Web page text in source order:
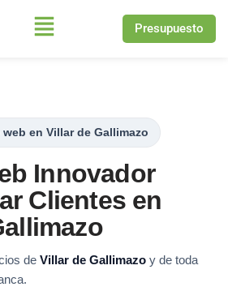
Presupuesto
en Villar de Gallimazo
Innovador
Clientes en
de Villar de Gallimazo y de toda